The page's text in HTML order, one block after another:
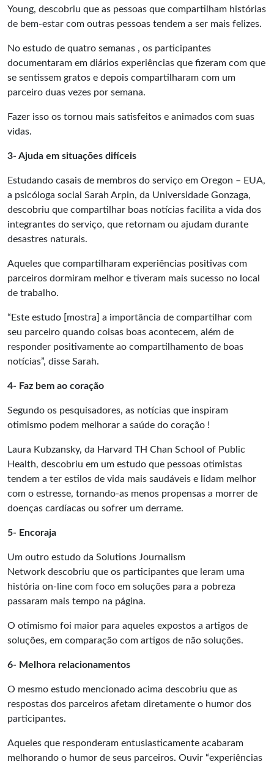
Young, descobriu que as pessoas que compartilham histórias
de bem-estar com outras pessoas tendem a ser mais felizes.
No estudo de quatro semanas , os participantes
documentaram em diários experiências que fizeram com que
se sentissem gratos e depois compartilharam com um
parceiro duas vezes por semana.
Fazer isso os tornou mais satisfeitos e animados com suas
vidas.
3- Ajuda em situações difíceis
Estudando casais de membros do serviço em Oregon – EUA,
a psicóloga social Sarah Arpin, da Universidade Gonzaga,
descobriu que compartilhar boas notícias facilita a vida dos
integrantes do serviço, que retornam ou ajudam durante
desastres naturais.
Aqueles que compartilharam experiências positivas com
parceiros dormiram melhor e tiveram mais sucesso no local
de trabalho.
“Este estudo [mostra] a importância de compartilhar com
seu parceiro quando coisas boas acontecem, além de
responder positivamente ao compartilhamento de boas
notícias”, disse Sarah.
4- Faz bem ao coração
Segundo os pesquisadores, as notícias que inspiram
otimismo podem melhorar a saúde do coração !
Laura Kubzansky, da Harvard TH Chan School of Public
Health, descobriu em um estudo que pessoas otimistas
tendem a ter estilos de vida mais saudáveis ​​e lidam melhor
com o estresse, tornando-as menos propensas a morrer de
doenças cardíacas ou sofrer um derrame.
5- Encoraja
Um outro estudo da Solutions Journalism
Network descobriu que os participantes que leram uma
história on-line com foco em soluções para a pobreza
passaram mais tempo na página.
O otimismo foi maior para aqueles expostos a artigos de
soluções, em comparação com artigos de não soluções.
6- Melhora relacionamentos
O mesmo estudo mencionado acima descobriu que as
respostas dos parceiros afetam diretamente o humor dos
participantes.
Aqueles que responderam entusiasticamente acabaram
melhorando o humor de seus parceiros. Ouvir “experiências